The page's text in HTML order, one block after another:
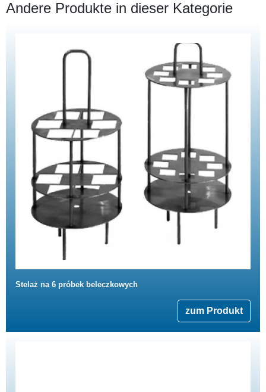
Andere Produkte in dieser Kategorie
Stelaż na 6 próbek beleczkowych
zum Produkt